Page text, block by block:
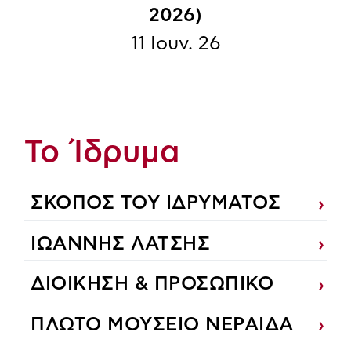
2026)
11 Ιουν. 26
Το Ίδρυμα
ΣΚΟΠΟΣ ΤΟΥ ΙΔΡΥΜΑΤΟΣ
ΙΩΑΝΝΗΣ ΛΑΤΣΗΣ
ΔΙΟΙΚΗΣΗ & ΠΡΟΣΩΠΙΚΟ
ΠΛΩΤΟ ΜΟΥΣΕΙΟ ΝΕΡΑΙΔΑ